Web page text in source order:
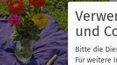
und
Bitte die
Für weitere